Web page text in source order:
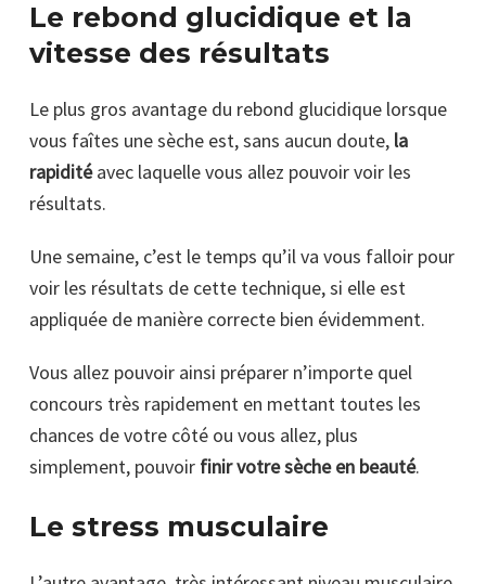
Le rebond glucidique et la
vitesse des résultats
Le plus gros avantage du rebond glucidique lorsque
vous faîtes une sèche est, sans aucun doute, la
rapiditéavec laquelle vous allez pouvoir voir les
résultats.
Une semaine, c’est le temps qu’il va vous falloir pour
voir les résultats de cette technique, si elle est
appliquée de manière correcte bien évidemment.
Vous allez pouvoir ainsi préparer n’importe quel
concours très rapidement en mettant toutes les
chances de votre côté ou vous allez, plus
simplement, pouvoir finir votre sèche en beauté.
Le stress musculaire